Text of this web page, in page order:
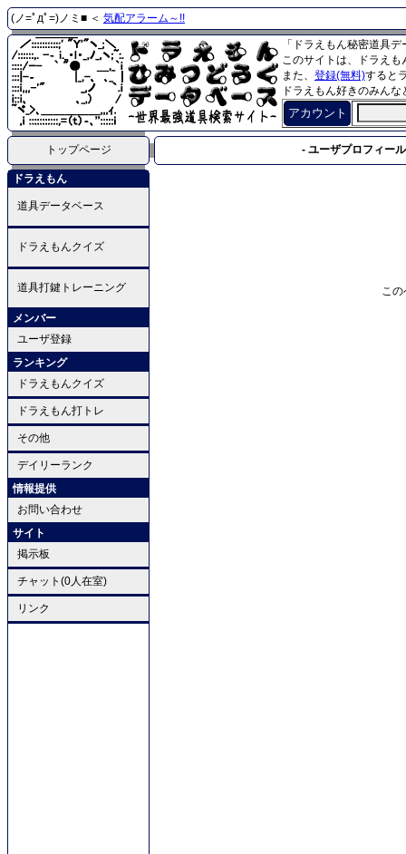
(ノ=ﾟдﾟ=)ノミ■ ＜ 気配アラーム～!!
「ドラえもん秘密道具
このサイトは、ドラえ
また、 登録(無料)すると
ドラえもん好きのみん
アカウント
トップページ - ユーザプロフィー
ドラえもん
道具データベース
ドラえもんクイズ
道具打鍵トレーニング
メンバー
ユーザ登録
ランキング
ドラえもんクイズ
ドラえもん打トレ
その他
デイリーランク
情報提供
お問い合わせ
サイト
掲示板
チャット(0人在室)
リンク
こ